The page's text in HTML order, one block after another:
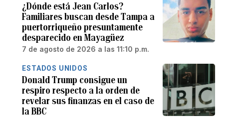
¿Dónde está Jean Carlos?
Familiares buscan desde Tampa a
puertorriqueño presuntamente
desparecido en Mayagüez
7 de agosto de 2026 a las 11:10 p.m.
ESTADOS UNIDOS
Donald Trump consigue un
respiro respecto a la orden de
revelar sus finanzas en el caso de
la BBC